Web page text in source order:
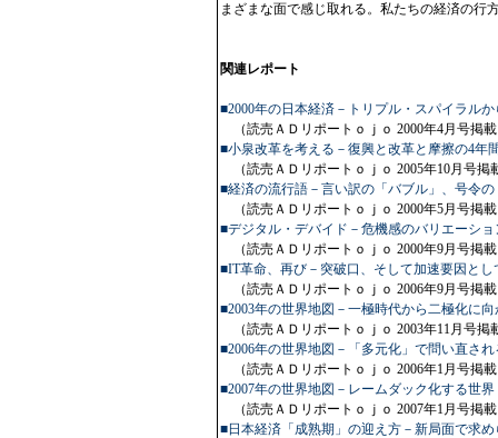
まざまな面で感じ取れる。私たちの経済の行
関連レポート
■2000年の日本経済－トリプル・スパイラル
（読売ＡＤリポートｏｊｏ 2000年4月号掲
■小泉改革を考える－復興と改革と摩擦の4年
（読売ＡＤリポートｏｊｏ 2005年10月号掲
■経済の流行語－言い訳の「バブル」、号令の
（読売ＡＤリポートｏｊｏ 2000年5月号掲
■デジタル・デバイド－危機感のバリエーショ
（読売ＡＤリポートｏｊｏ 2000年9月号掲
■IT革命、再び－突破口、そして加速要因とし
（読売ＡＤリポートｏｊｏ 2006年9月号掲
■2003年の世界地図－一極時代から二極化に
（読売ＡＤリポートｏｊｏ 2003年11月号掲
■2006年の世界地図－「多元化」で問い直さ
（読売ＡＤリポートｏｊｏ 2006年1月号掲
■2007年の世界地図－レームダック化する世界
（読売ＡＤリポートｏｊｏ 2007年1月号掲
■日本経済「成熟期」の迎え方－新局面で求